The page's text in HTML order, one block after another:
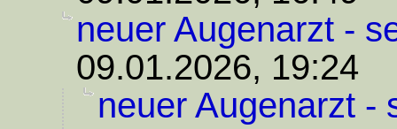
neuer Augenarzt -
09.01.2026, 19:24
neuer Augenarzt -